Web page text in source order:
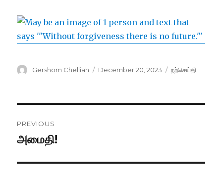
Author
Gershom Chelliah
Posted
December 20, 2023 Categories
நற்செய்தி
navigation
PREVIOUS
Previous
அமைதி!